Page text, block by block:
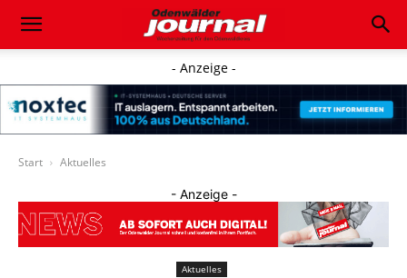
- Anzeige -
Start Aktuelles
- Anzeige -
Aktuelles